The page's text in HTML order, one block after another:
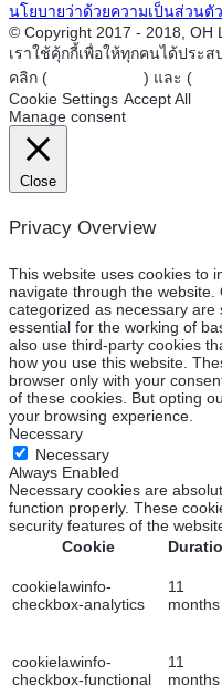
นโยบายว่าด้วยความเป็นส่วนตั
© Copyright 2017 - 2018, OH
เราใช้คุ้กกี้เพื่อให้ทุกคนได้ประ
คลิก (
) และ (
Cookie Settings Accept All
Manage consent
Close
Privacy Overview
This website uses cookies to
navigate through the
categorized as necessary
essential for the working of
also use third-party cookies
how you use this website.
browser only with your
of these cookies. But opting
your browsing experience.
Necessary
Necessary
Always Enabled
Necessary cookies are
function properly. These
security features of the
Cookie
cookielawinfo-
checkbox-analytics
11
months
cookielawinfo-
checkbox-functional
11
months